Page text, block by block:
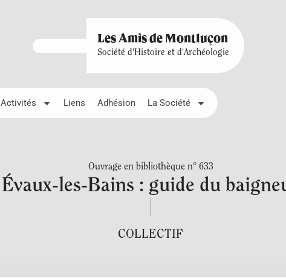
Les Amis de Montluçon
Société d'Histoire et d'Archéologie
Activités Liens Adhésion La Société
Ouvrage en bibliothèque n° 633
Évaux-les-Bains : guide du
COLLECTIF